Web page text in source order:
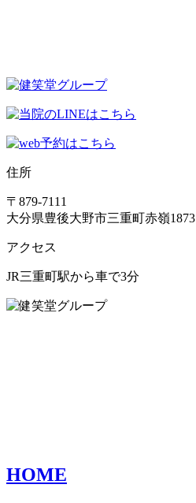
住所
〒879-7111
大分県豊後大野市三重町赤嶺1873
アクセス
JR三重町駅から車で3分
HOME